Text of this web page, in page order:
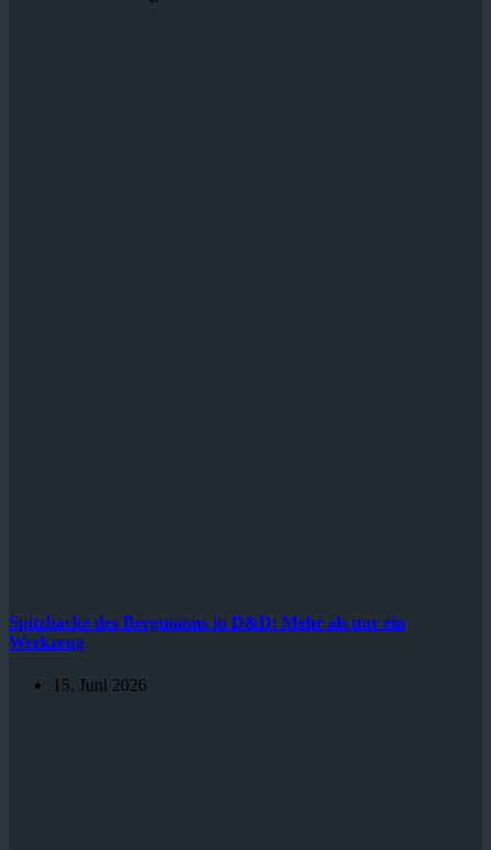
Spitzhacke des Bergmanns in D&D: Mehr als nur ein
Werkzeug
15. Juni 2026